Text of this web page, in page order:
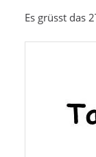
Es grüsst das